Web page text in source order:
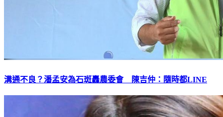
溝通不良？潘孟安為石斑轟農委會 陳吉仲：隨時都LINE